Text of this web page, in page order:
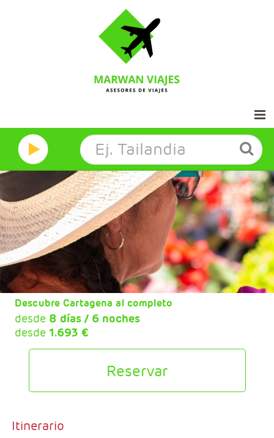
Inicio
Marwan Grandes Viajes
Contacto
Aviso legal
Descubre Cartagena al completo
desde 8 días / 6 noches
desde 1.693 €
Reservar
Itinerario